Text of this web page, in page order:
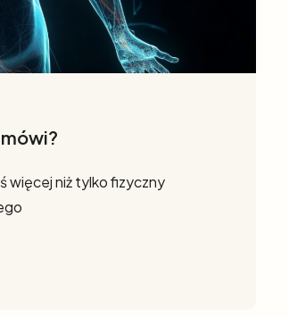
więcej niż tylko fizyczny